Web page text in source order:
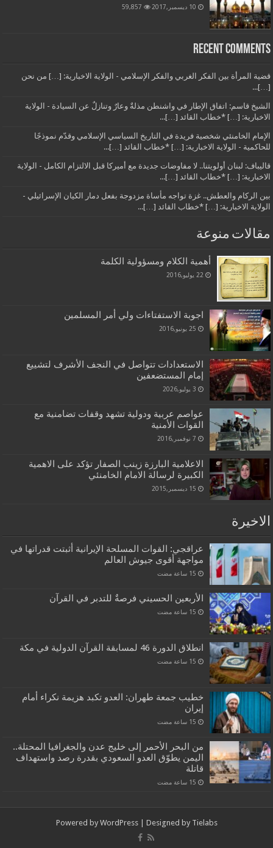
10 ديسمبر,2017 59,857
Recent Comments
قضية المرأة بين الفكر الغربي والفكر الإسلامي - الولاية الاخبارية: […] من نحن
[…]...
الشيخ قاسم: اتفاق الإطار في واشنطن مذلةٌ وعارٌ وتنازلٌ عن السيادة - الولاية
الاخبارية: […] *خطاب القائد […]...
الإمام الخامنئي شخصية فريدة في التاريخ السياسي الإسلامي وقدّم نموذجًا
للحاكمية - الولاية الاخبارية: […] *خطاب القائد […]...
قاليباف: لبنان أولويتنا.. لا مفاوضات جديدة مع أميركا قبل الالتزام الكامل - الولاية
الاخبارية: […] *خطاب القائد […]...
بين الركام والعطش.. غزة تواجه مأساة مزدوجة بفعل دمار الكيان الإسرائيلي -
الولاية الاخبارية: […] *خطاب القائد […]...
مقالات منوعة
أهمية الكلام ومسؤولية الكلمة
22 يوليو,2016
اجوبة الاستفتاءات ولي أمر المسلمين
25 يونيو,2016
الاستعدادات تتواصل في النجف الأشرف لتشييع
إمام المستضعفين
3 يوليو,2026
عواصم عربية ودولية تشهد وقفات تضامنية مع
القوات الأمنية
7 نوفمبر,2016
الاعلامية البارزة زينب الصفار تؤكد على الاهمية
الكبيرة لرسالة الامام الخامنئي
15 ديسمبر,2015
الاخيرة
عراقجي: القوات المسلحة الإيرانية أثبتت قدراتها في
مواجهة أقوى جيوش العالم
الأربعين الحسيني فرصةٌ للتدبر في القرآن
انطلاق الدورة 46 لمسابقة القرآن الدولية في مكة
خطيب جمعة طهران: العدو تكبد هزيمة نكراء أمام
إيران
من البحر الأحمر إلى خليج عدن والجغرافيا المحتلة..
اليمن يطوّق العدو السعودي بقدرة رصد واستهداف
قاتلة
Powered by WordPress| Designed by Tielabs